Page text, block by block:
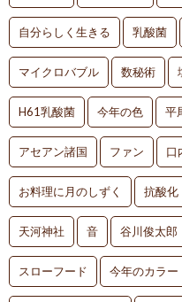
自分らしく生きる 乳酸菌
マイクロバブル 数秘術
H61乳酸菌 今年の色 平
アセアン諸国 ファン 口
お料理に月のしずく 抗酸化
天河神社 音 谷川俊太郎
スローフード 今年のカラー